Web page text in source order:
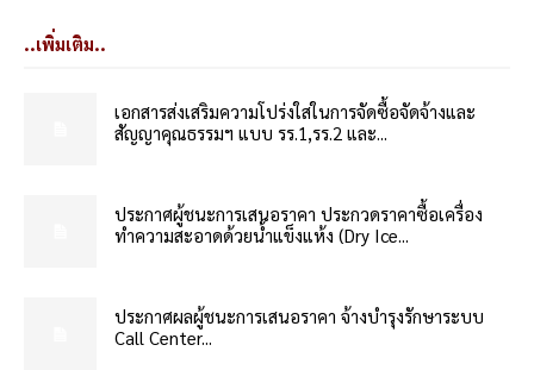
..เพิ่มเติม..
เอกสารส่งเสริมความโปร่งใสในการจัดซื้อจัดจ้างและ
สัญญาคุณธรรมฯ แบบ รร.1,รร.2 และ...
ประกาศผู้ชนะการเสนอราคา ประกวดราคาซื้อเครื่อง
ทำความสะอาดด้วยน้ำแข็งแห้ง (Dry Ice...
ประกาศผลผู้ชนะการเสนอราคา จ้างบำรุงรักษาระบบ
Call Center...